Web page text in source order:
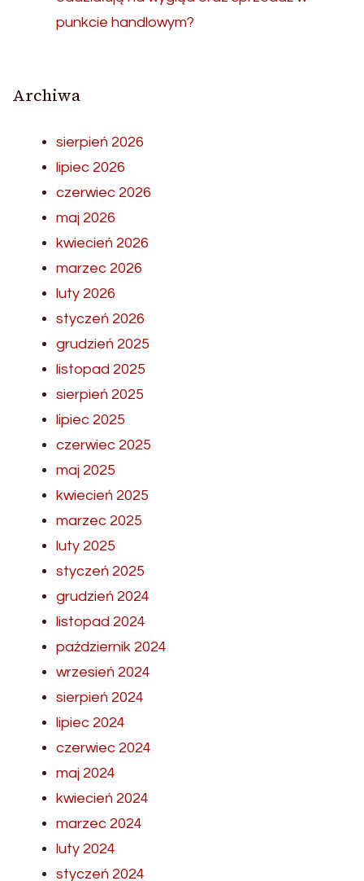
punkcie handlowym?
Archiwa
sierpień 2026
lipiec 2026
czerwiec 2026
maj 2026
kwiecień 2026
marzec 2026
luty 2026
styczeń 2026
grudzień 2025
listopad 2025
sierpień 2025
lipiec 2025
czerwiec 2025
maj 2025
kwiecień 2025
marzec 2025
luty 2025
styczeń 2025
grudzień 2024
listopad 2024
październik 2024
wrzesień 2024
sierpień 2024
lipiec 2024
czerwiec 2024
maj 2024
kwiecień 2024
marzec 2024
luty 2024
styczeń 2024